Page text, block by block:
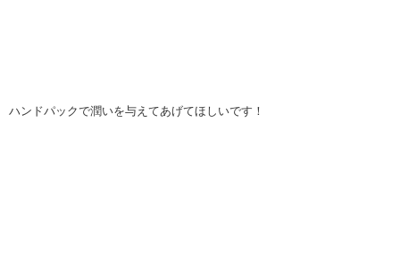
ハンドパックで潤いを与えてあげてほしいです！